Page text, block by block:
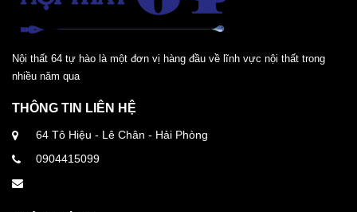
Nội thất 64 tự hào là một đơn vị hàng đầu về lĩnh vực nội thất trong
nhiều năm qua
THÔNG TIN LIÊN HỆ
64 Tô Hiệu - Lê Chân - Hải Phòng
0904415099